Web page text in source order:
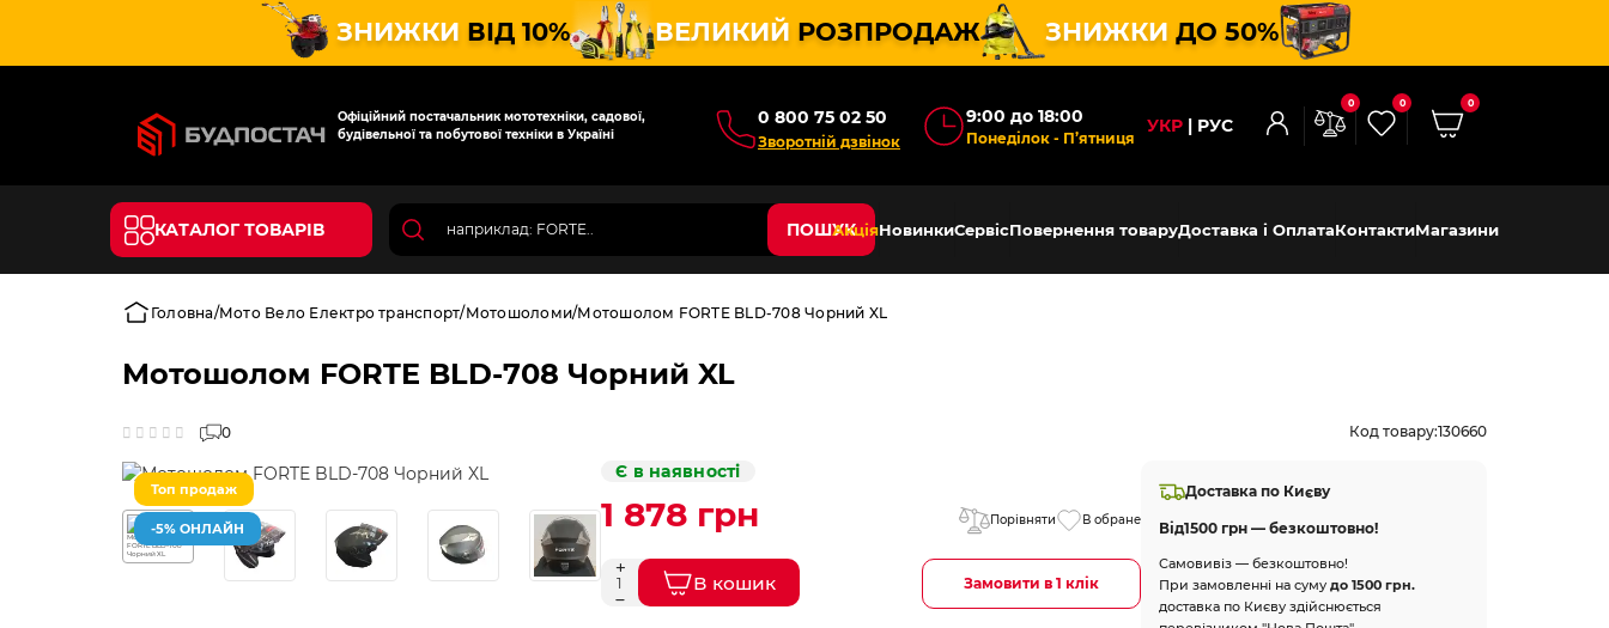
ЗНИЖКИ ВІД 10% ВЕЛИКИЙ РОЗПРОДАЖ ЗНИЖКИ ДО 50%
Офіційний постачальник мототехніки, садової,
будівельної та побутової техніки в Україні
0 800 75 02 50
Зворотній дзвінок
9:00 до 18:00
Понеділок - П’ятниця
УКР РУС
0 0 0
КАТАЛОГ ТОВАРІВ ПОШУКАкціяНовинкиСервісПовернення товаруДоставка і ОплатаКонтактиМагазини
Головна Мото Вело Електро транспорт Мотошоломи Мотошолом FORTE BLD-708 Чорний XL
Мотошолом FORTE BLD-708 Чорний XL
0 Код товару:130660
Топ продаж
-5% ОНЛАЙН
Є в наявності
1 878 грн Порівняти В обране
В кошик Замовити в 1 клік
Доставка по Києву
Від1500 грн — безкоштовно!
Самовивіз — безкоштовно!
При замовленні на суму до 1500 грн.
доставка по Києву здійснюється